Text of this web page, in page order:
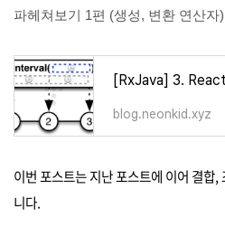
파헤쳐보기 1편 (생성, 변환 연산자)
blog.neonkid.xyz
이번 포스트는 지난 포스트에 이어 결합
니다.